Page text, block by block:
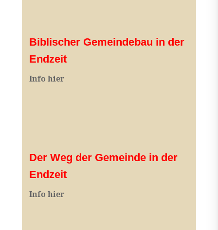
Biblischer Gemeindebau in der
Endzeit
Info hier
Der Weg der Gemeinde in der
Endzeit
Info hier